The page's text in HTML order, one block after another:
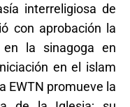
interreligiosa de
con aprobación la
en la sinagoga en
en el islam
EWTN promueve la